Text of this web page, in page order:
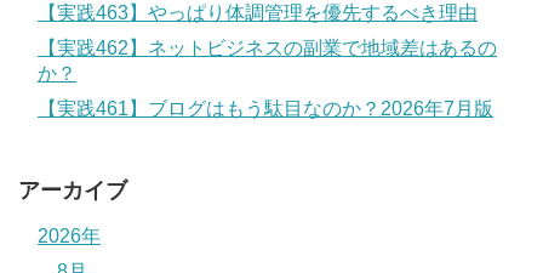
【実践463】やっぱり体調管理を優先するべき理由
【実践462】ネットビジネスの副業で地域差はあるの
か？
【実践461】ブログはもう駄目なのか？2026年7月版
アーカイブ
2026年